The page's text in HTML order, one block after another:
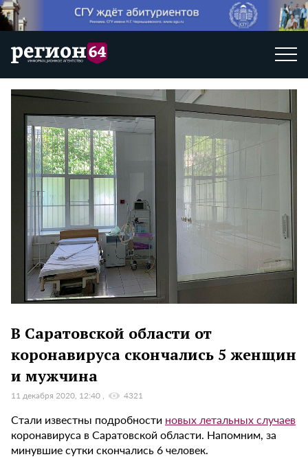
В Саратовской области от
коронавируса скончались 5 женщин
и мужчина
11 декабря 2020, 12:40 4321
Стали известны подробности новых летальных случаев
коронавируса в Саратовской области. Напомним, за
минувшие сутки скончались 6 человек.